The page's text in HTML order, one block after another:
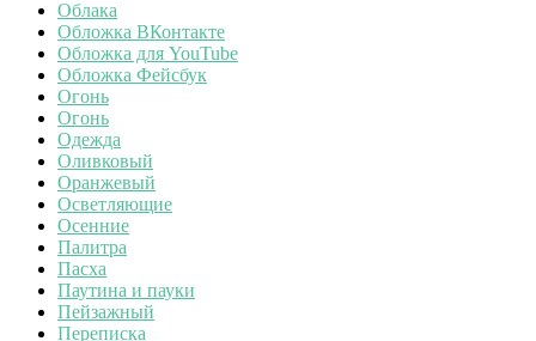
Облака
Обложка ВКонтакте
Обложка для YouTube
Обложка Фейсбук
Огонь
Огонь
Одежда
Оливковый
Оранжевый
Осветляющие
Осенние
Палитра
Пасха
Паутина и пауки
Пейзажный
Переписка